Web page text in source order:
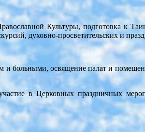
Культуры, подготовка к
духовно-просветительских и
больными, освящение палат и
в Церковных праздничных